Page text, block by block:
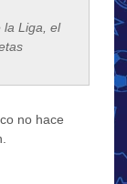
la Liga, el
no hace